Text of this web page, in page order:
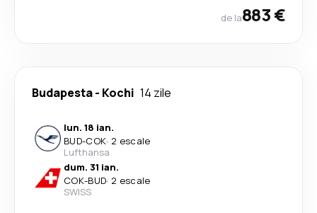
de la883 €
Budapesta- Kochi 14 zile
lun. 18 ian.
BUD-COK· 2 escale
Lufthansa
dum. 31 ian.
COK-BUD· 2 escale
SWISS